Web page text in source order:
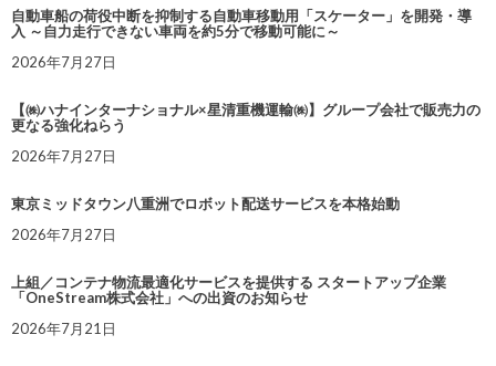
自動車船の荷役中断を抑制する自動車移動用「スケーター」を開発・導
入 ～自力走行できない車両を約5分で移動可能に～
2026年7月27日
【㈱ハナインターナショナル×星清重機運輸㈱】グループ会社で販売力の
更なる強化ねらう
2026年7月27日
東京ミッドタウン八重洲でロボット配送サービスを本格始動
2026年7月27日
上組／コンテナ物流最適化サービスを提供する スタートアップ企業
「OneStream株式会社」への出資のお知らせ
2026年7月21日